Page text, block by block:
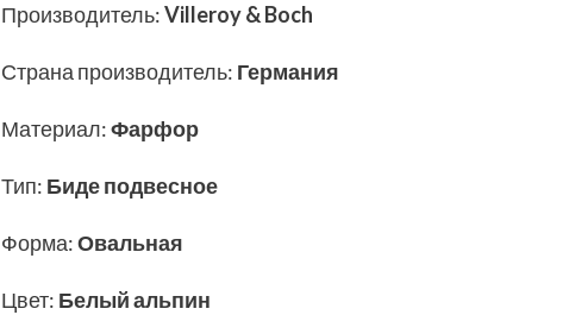
Производитель:Villeroy & Boch
Страна производитель: Германия
Материал:Фарфор
Тип: Биде подвесное
Форма:Овальная
Цвет: Белый альпин